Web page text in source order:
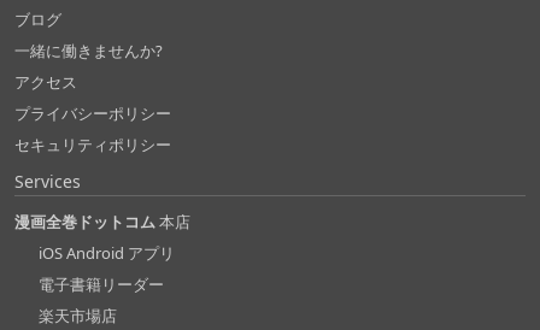
ブログ
一緒に働きませんか?
アクセス
プライバシーポリシー
セキュリティポリシー
Services
漫画全巻ドットコム 本店
iOS Android アプリ
電子書籍リーダー
楽天市場店